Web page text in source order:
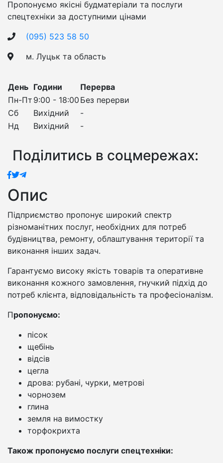
Пропонуємо якісні будматеріали та послуги
спецтехніки за доступними цінами
(095) 523 58 50
м. Луцьк та область
День Години
Перерва
Пн-Пт 9:00 - 18:00 Без перерви
Сб
Вихідний
-
Нд
Вихідний -
Поділитись в соцмережах:
Опис
Підприємство пропонує широкий спектр
різноманітних послуг, необхідних для потреб
будівництва, ремонту, облаштування території та
виконання інших задач.
Гарантуємо високу якість товарів та оперативне
виконання кожного замовлення, гнучкий підхід до
потреб клієнта, відповідальність та професіоналізм.
Пропонуємо:
пісок
щебінь
відсів
цегла
дрова: рубані, чурки, метрові
чорнозем
глина
земля на вимостку
торфокрихта
Також пропонуємо послуги спецтехніки: